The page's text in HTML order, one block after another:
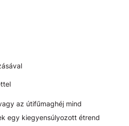
az útifűmaghéj mind
egy kiegyensúlyozott étrend